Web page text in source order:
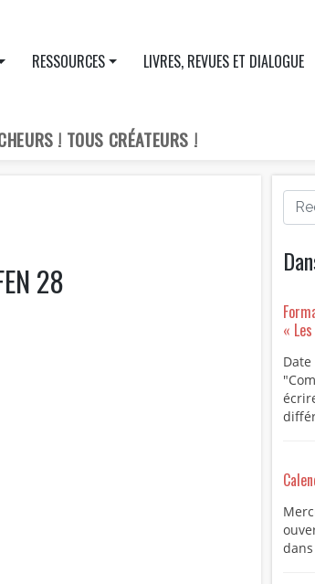
! TOUS CRÉATEURS !
RESSOURCES LIVRES, REVUES ET DIALOGUE
28
«